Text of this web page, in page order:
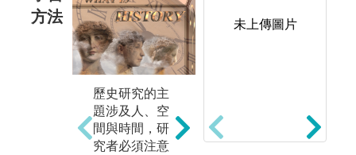
方法
歷史研究的主
題涉及人、空
間與時間，研
究者必須注意
識歷史學與其
他社會科學之
未上傳圖片